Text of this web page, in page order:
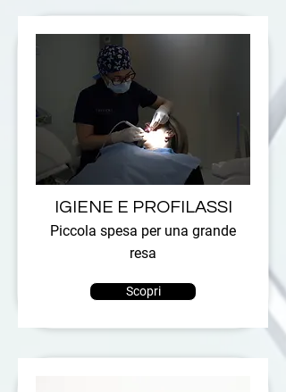
IGIENE E PROFILASSI
Piccola spesa per una grande
resa
Scopri